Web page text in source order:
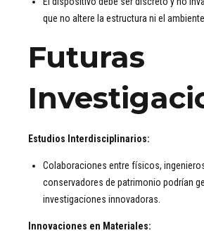
que no altere la estructura ni el
Futuras
Estudios Interdisciplinarios:
Colaboraciones entre físicos,
conservadores de patrimonio podrían
investigaciones innovadoras.
Innovaciones en Materiales: